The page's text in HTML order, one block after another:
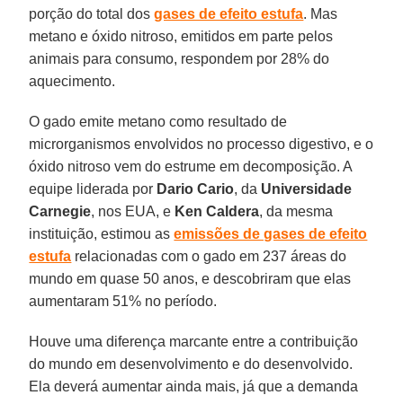
porção do total dosgases de efeito estufa. Mas
metano e óxido nitroso, emitidos em parte pelos
animais para consumo, respondem por 28% do
aquecimento.
O gado emite metano como resultado de
microrganismos envolvidos no processo digestivo, e o
óxido nitroso vem do estrume em decomposição. A
equipe liderada por Dario Cario, da Universidade
Carnegie, nos EUA, e Ken Caldera, da mesma
instituição, estimou asemissões de gases de efeito
estufa relacionadas com o gado em 237 áreas do
mundo em quase 50 anos, e descobriram que elas
aumentaram 51% no período.
Houve uma diferença marcante entre a contribuição
do mundo em desenvolvimento e do desenvolvido.
Ela deverá aumentar ainda mais, já que a demanda